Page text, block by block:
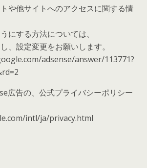
や他サイトへのアクセスに関する情
にする方法については、
、設定変更をお願いします。
adsense/answer/113771?
広告の、公式プライバシーポリシー
intl/ja/privacy.html